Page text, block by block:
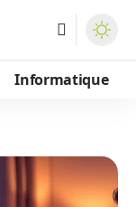
Informatique